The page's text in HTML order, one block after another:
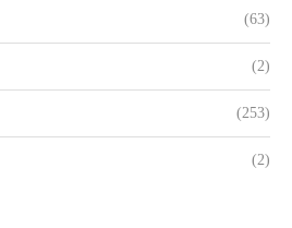
(63)
(2)
(253)
(2)